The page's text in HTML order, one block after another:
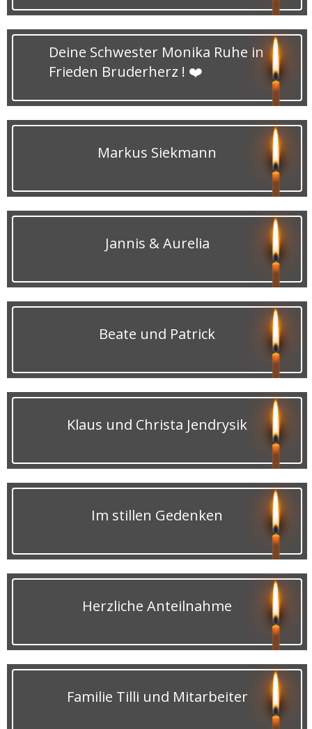
Deine Schwester Monika Ruhe in
Frieden Bruderherz ! ❤️
Markus Siekmann
Jannis & Aurelia
Beate und Patrick
Klaus und Christa Jendrysik
Im stillen Gedenken
Herzliche Anteilnahme
Familie Tilli und Mitarbeiter